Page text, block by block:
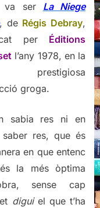
va ser La Niege
, de Régis Debray,
per Éditions
l’any 1978, en la
prestigiosa
groga.
sabia res ni en
res, que és
en que entenc
la més òptima
sense cap
diguiel que t’ha